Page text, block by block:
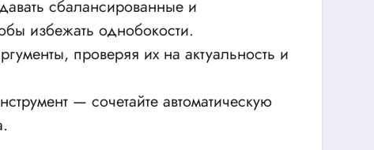
сбалансированные и
избежать однобокости.
проверяя их на актуальность и
— сочетайте автоматическую